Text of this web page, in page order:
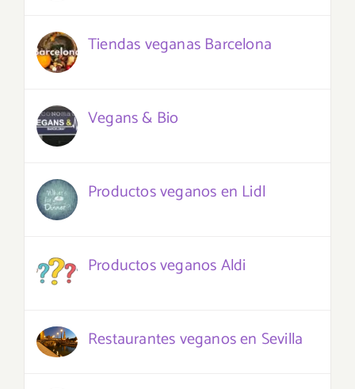
Tiendas veganas Barcelona
Vegans & Bio
Productos veganos en Lidl
Productos veganos Aldi
Restaurantes veganos en Sevilla